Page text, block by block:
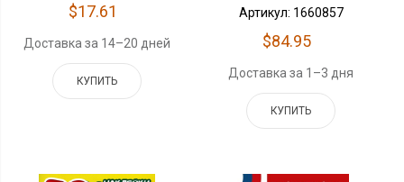
$17.61
Доставка за 14–20 дней
КУПИТЬ
Артикул: 1660857
$84.95
Доставка за 1–3 дня
КУПИТЬ